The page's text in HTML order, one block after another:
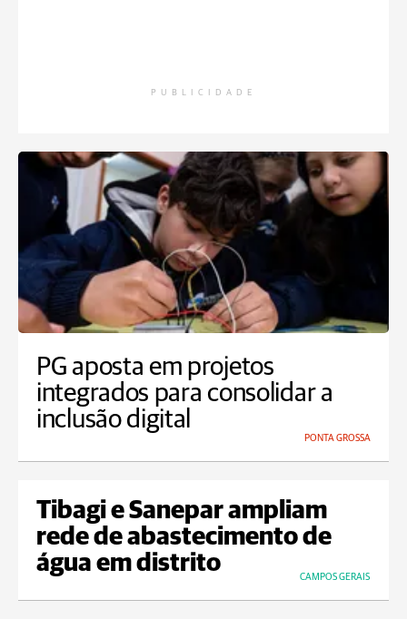
PUBLICIDADE
PG aposta em projetos
integrados para consolidar a
inclusão digital
PONTA GROSSA
Tibagi e Sanepar ampliam
rede de abastecimento de
água em distrito
CAMPOS GERAIS